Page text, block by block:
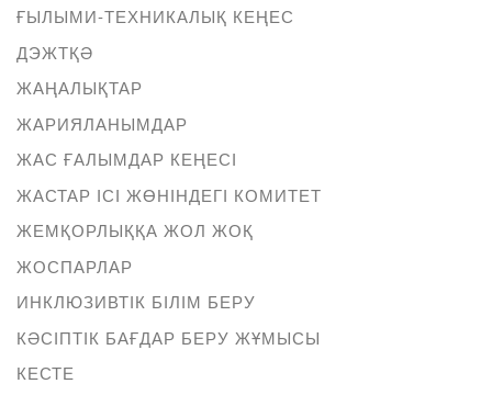
ҒЫЛЫМИ-ТЕХНИКАЛЫҚ КЕҢЕС
ДЭЖТҚӘ
ЖАҢАЛЫҚТАР
ЖАРИЯЛАНЫМДАР
ЖАС ҒАЛЫМДАР КЕҢЕСІ
ЖАСТАР ІСІ ЖӨНІНДЕГІ КОМИТЕТ
ЖЕМҚОРЛЫҚҚА ЖОЛ ЖОҚ
ЖОСПАРЛАР
ИНКЛЮЗИВТІК БІЛІМ БЕРУ
КӘСІПТІК БАҒДАР БЕРУ ЖҰМЫСЫ
КЕСТЕ